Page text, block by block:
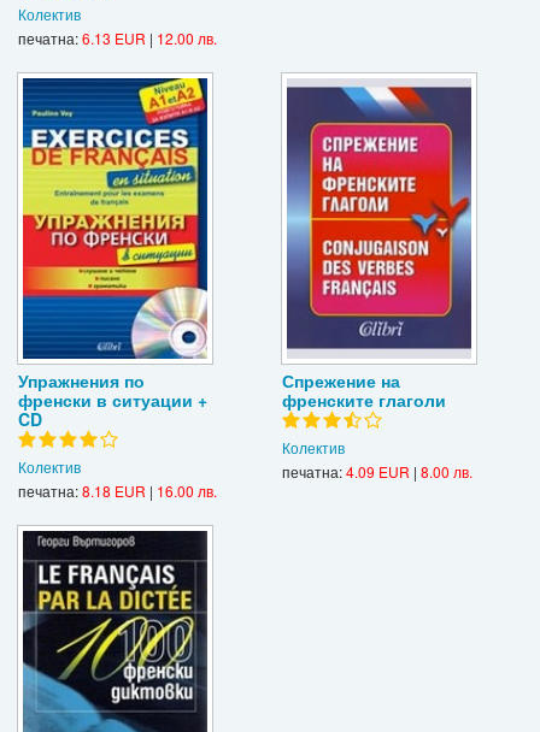
Колектив
печатна:6.13 EUR | 12.00 лв.
Упражнения по
френски в ситуации +
CD
Колектив
печатна:8.18 EUR | 16.00 лв.
Спрежение на
френските глаголи
Колектив
печатна:4.09 EUR | 8.00 лв.